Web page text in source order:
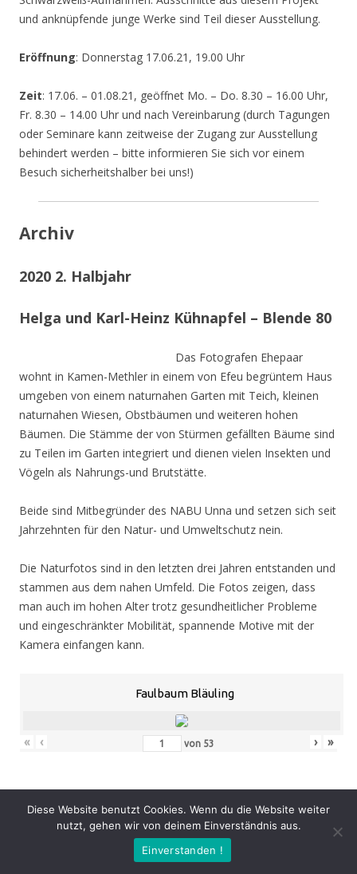
und anknüpfende junge Werke sind Teil dieser Ausstellung.
Eröffnung: Donnerstag 17.06.21, 19.00 Uhr
Zeit: 17.06. – 01.08.21, geöffnet Mo. – Do. 8.30 – 16.00 Uhr,
Fr. 8.30 – 14.00 Uhr und nach Vereinbarung (durch Tagungen
oder Seminare kann zeitweise der Zugang zur Ausstellung
behindert werden – bitte informieren Sie sich vor einem
Besuch sicherheitshalber bei uns!)
Archiv
2020 2. Halbjahr
Helga und Karl-Heinz Kühnapfel – Blende 80
Das Fotografen Ehepaar
wohnt in Kamen-Methler in einem von Efeu begrüntem Haus
umgeben von einem naturnahen Garten mit Teich, kleinen
naturnahen Wiesen, Obstbäumen und weiteren hohen
Bäumen. Die Stämme der von Stürmen gefällten Bäume sind
zu Teilen im Garten integriert und dienen vielen Insekten und
Vögeln als Nahrungs-und Brutstätte.
Beide sind Mitbegründer des NABU Unna und setzen sich seit
Jahrzehnten für den Natur- und Umweltschutz nein.
Die Naturfotos sind in den letzten drei Jahren entstanden und
stammen aus dem nahen Umfeld. Die Fotos zeigen, dass
man auch im hohen Alter trotz gesundheitlicher Probleme
und eingeschränkter Mobilität, spannende Motive mit der
Kamera einfangen kann.
Faulbaum Bläuling
« ‹ von 53 › »
Eröffnung: Donnerstag 05.11.20, 19.00 Uhr
: 05.11. – 07.02.21, geöffnet Mo. – Do. 8.30 – 16.00 Uhr,
Fr. 8.30 – 14.00 Uhr und nach Vereinbarung (durch Tagungen
Diese Website benutzt Cookies. Wenn du die Website weiter
nutzt, gehen wir von deinem Einverständnis aus.
Einverstanden !